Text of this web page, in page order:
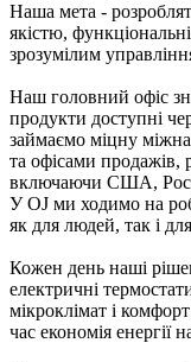
Наша мета -
якістю,
зрозумілим
Наш головний офіс
продукти доступні
займаємо міцну
та офісами продажів,
включаючи США,
У OJ ми ходимо на
як для людей, так і
Кожен день наші
електричні
мікроклімат і
час економія енергії